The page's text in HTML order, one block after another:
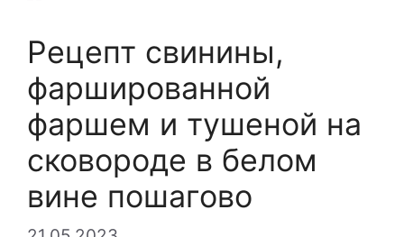
Рецепт свинины,
фаршированной
фаршем и тушеной на
сковороде в белом
вине пошагово